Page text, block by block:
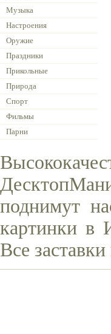
Музыка
Настроения
Оружие
Праздники
Прикольные
Природа
Спорт
Фильмы
Парни
поднимут
картинки в
Все